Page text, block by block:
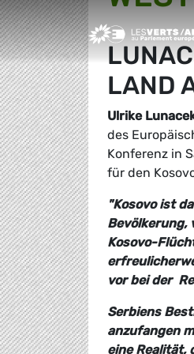
Greens/EFA
LAND
Ulrike
des
Konferenz in
für den
"Kosovo ist
Bevölkerung,
Kosovo-
vor bei der
Serbiens
anzufangen
eine Realität,